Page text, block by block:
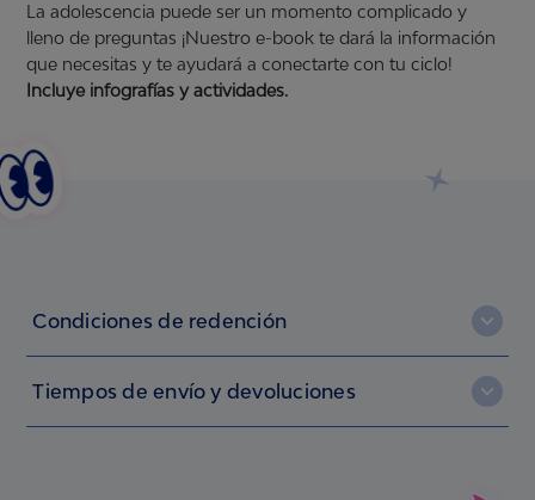
La adolescencia puede ser un momento complicado y
lleno de preguntas ¡Nuestro e-book te dará la información
que necesitas y te ayudará a conectarte con tu ciclo!
Incluye infografías y actividades.
Condiciones de redención
regístrateaquí .
Tiempos de envío y devoluciones